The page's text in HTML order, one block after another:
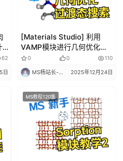
62
日
[Materials Studio] 利用
VAMP模块进行几何优化及
过渡态搜索 | 理论计算 华算
科技
0 0 110
MS杨站长-华算科技 2025年12月24日
MS教程120集